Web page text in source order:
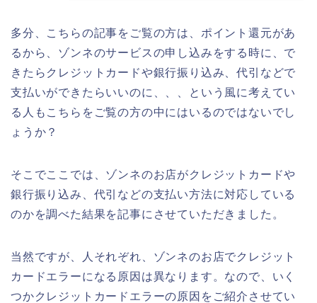
多分、こちらの記事をご覧の方は、ポイント還元があ
るから、ゾンネのサービスの申し込みをする時に、で
きたらクレジットカードや銀行振り込み、代引などで
支払いができたらいいのに、、、という風に考えてい
る人もこちらをご覧の方の中にはいるのではないでし
ょうか？
そこでここでは、ゾンネのお店がクレジットカードや
銀行振り込み、代引などの支払い方法に対応している
のかを調べた結果を記事にさせていただきました。
当然ですが、人それぞれ、ゾンネのお店でクレジット
カードエラーになる原因は異なります。なので、いく
つかクレジットカードエラーの原因をご紹介させてい